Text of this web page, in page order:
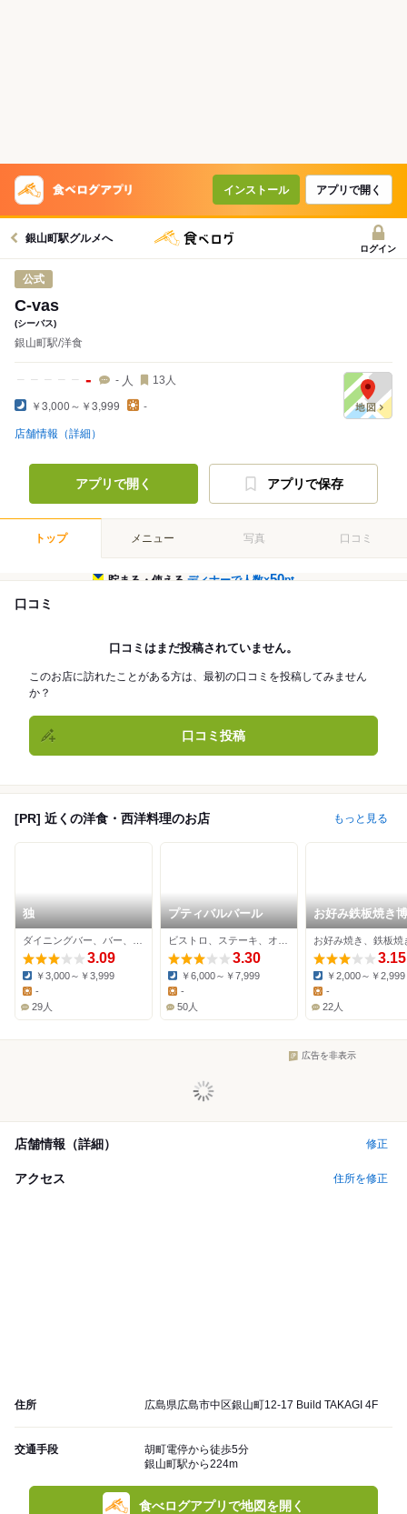
インストール アプリで開く
銀山町駅グルメへ
ログイン
公式
C-vas
(シーバス)
銀山町駅/洋食
- - 人 13 人
￥3,000～￥3,999 -
店舗情報（詳細）
アプリで開く アプリで保存
トップ メニュー 写真 口コミ
貯まる・使えるディナーで人数×50pt
口コミ
口コミはまだ投稿されていません。
このお店に訪れたことがある方は、最初の口コミを投稿してみません
か？
口コミ投稿
[PR] 近くの洋食・西洋料理のお店 もっと見る
独
3.09
Dinner:
￥3,000～￥3,999
-
29人
プティバルバール
3.30
Dinner:
￥6,000～￥7,999
-
50人
お好み鉄板焼き
3.15
Dinner:
￥2,000～￥2,999
-
22人
広告を非表示
店舗情報（詳細） 修正
アクセス 住所を修正
住所 広島県広島市中区銀山町12-17 Build TAKAGI 4F
交通手段
胡町電停から徒歩5分
銀山町駅から224m
食べログアプリで地図を開く